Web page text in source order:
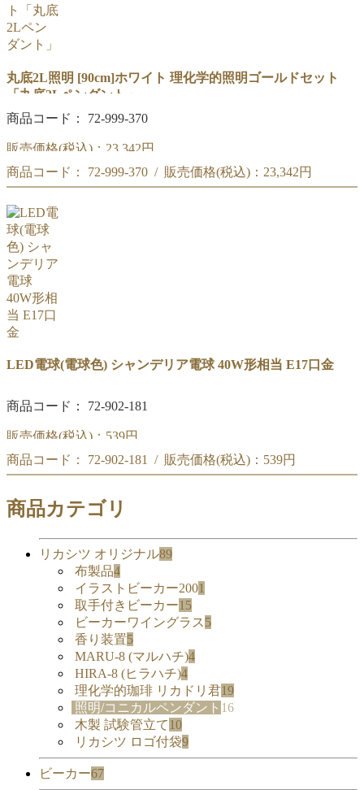
丸底2L照明 [90cm]ホワイト 理化学的照明ゴールドセット
「丸底2Lペンダント」
商品コード： 72-999-370
販売価格(税込)： 23,342円
90cm「丸底2Lペンダント」ホワイト セット
理化学的照明ゴールド
商品コード： 72-999-370 / 販売価格(税込)： 23,342円
90cm「丸底2Lペンダント」ホワイト セット
商品コード : 72-999-370
理化学的照明ゴールド
LED電球(電球色) シャンデリア電球 40W形相当 E17口金
商品コード： 72-902-181
販売価格(税込)： 539円
LED電球(電球色) シャンデリア電球 40W形相当 E17口金
商品コード： 72-902-181 / 販売価格(税込)： 539円
商品カテゴリ
リカシツ オリジナル89
布製品4
イラストビーカー2001
取手付きビーカー15
ビーカーワイングラス 5
香り装置5
MARU-8 (マルハチ)4
HIRA-8 (ヒラハチ)4
理化学的珈琲 リカドリ君19
照明/コニカルペンダント 16
木製 試験管立て 10
リカシツ ロゴ付袋9
ビーカー67